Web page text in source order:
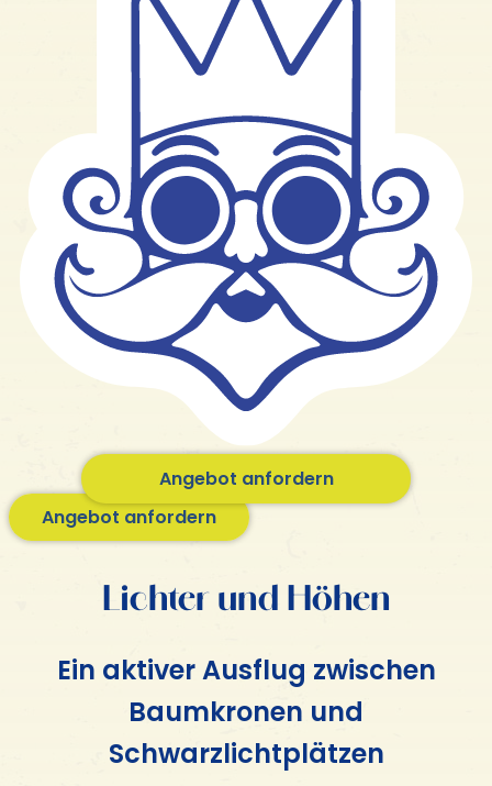
KROONGEHEIM
Geschenkgutschein
Gastfreundschaft
Aktivitäten
Gefängnisinsel Veluwe
E-Hacker
MINI Cooper Tour
FÜR WEN?
Familienausflug
Junggesellenabschied für ihn
Angebot anfordern
Angebot anfordern
Lichter und Höhen
Ein aktiver Ausflug zwischen
Baumkronen und
Schwarzlichtplätzen